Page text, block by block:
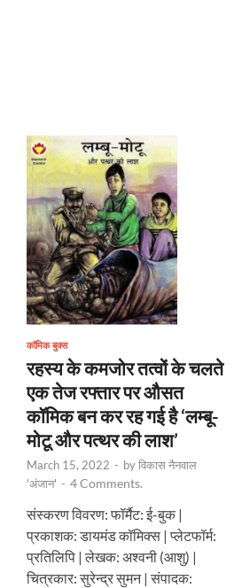
कॉमिक बुक्स
रहस्य के कमजोर तत्वों के चलते
एक तेज रफ्तार पर औसत
कॉमिक बन कर रह गई है ‘लम्बू-
मोटू और पत्थर की लाश’
March 15, 2022 - byविकास नैनवाल
'अंजान' - 4 Comments.
संस्करण विवरण: फॉर्मैट: ई-बुक |
प्रकाशक: डायमंड कॉमिक्स | प्लेटफॉर्म:
प्रतिलिपि | लेखक: अश्वनी (आशु) |
चित्रकार: सुरेन्द्र सुमन | संपादक: